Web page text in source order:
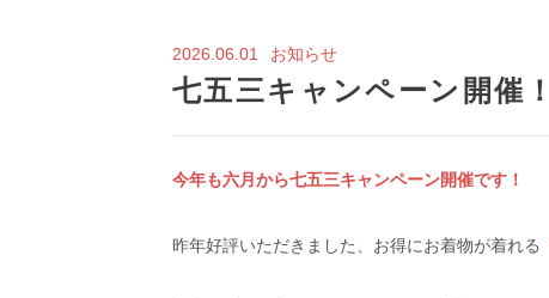
2026.06.01 お知らせ
七五三キャンペーン開催！
今年も六月から七五三キャンペーン開催です！
昨年好評いただきました、お得にお着物が着れる